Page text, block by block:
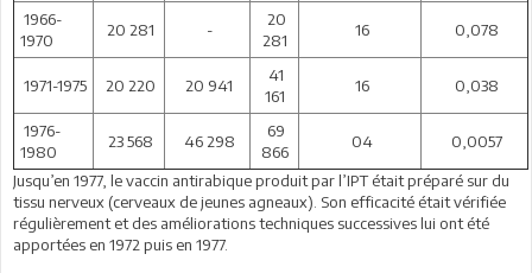
1966-
1970
20 281 -
20
281
16 0,078
1971-1975 20 220 20 941
41
161
16 0,038
1976-
1980
23 568 46 298
69
866
04 0,0057
Jusqu’en 1977, le vaccin antirabique produit par l’IPT était préparé sur du
tissu nerveux (cerveaux de jeunes agneaux). Son efficacité était vérifiée
régulièrement et des améliorations techniques successives lui ont été
apportées en 1972 puis en 1977.